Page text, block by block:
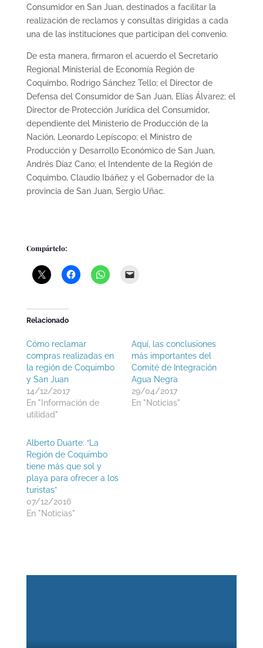
Consumidor en San Juan, destinados a facilitar la
realización de reclamos y consultas dirigidas a cada
una de las instituciones que participan del convenio.
De esta manera, firmaron el acuerdo el Secretario
Regional Ministerial de Economía Región de
Coquimbo, Rodrigo Sánchez Tello; el Director de
Defensa del Consumidor de San Juan, Elías Álvarez; el
Director de Protección Jurídica del Consumidor,
dependiente del Ministerio de Producción de la
Nación, Leonardo Lepíscopo; el Ministro de
Producción y Desarrollo Económico de San Juan,
Andrés Díaz Cano; el Intendente de la Región de
Coquimbo, Claudio Ibáñez y el Gobernador de la
provincia de San Juan, Sergio Uñac.
Compártelo:
Relacionado
Cómo reclamar
compras realizadas en
la región de Coquimbo
y San Juan
14/12/2017
En "Información de
utilidad"
Aquí, las conclusiones
más importantes del
Comité de Integración
Agua Negra
29/04/2017
En "Noticias"
Alberto Duarte: “La
Región de Coquimbo
tiene más que sol y
playa para ofrecer a los
turistas”
07/12/2016
En "Noticias"